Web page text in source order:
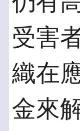
受害
織在
金來